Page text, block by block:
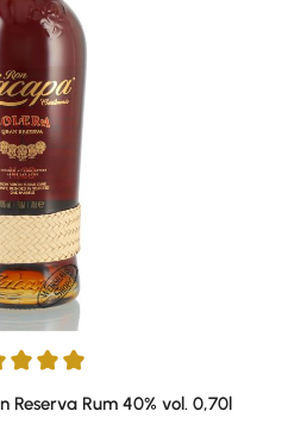
von 4.88 von 5 Sternen
Reserva Rum 40% vol. 0,70l